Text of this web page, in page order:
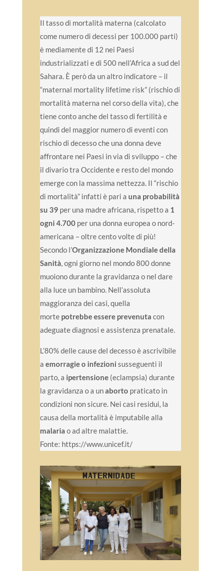
Il tasso di mortalità materna (calcolato
come numero di decessi per 100.000 parti)
è mediamente di 12 nei Paesi
industrializzati e di 500 nell’Africa a sud del
Sahara. È però da un altro indicatore – il
“maternal mortality lifetime risk” (rischio di
mortalità materna nel corso della vita), che
tiene conto anche del tasso di fertilità e
quindi del maggior numero di eventi con
rischio di decesso che una donna deve
affrontare nei Paesi in via di sviluppo – che
il divario tra Occidente e resto del mondo
emerge con la massima nettezza. Il “rischio
di mortalità” infatti è pari a una probabilità
su 39per una madre africana, rispetto a 1
ogni 4.700 per una donna europea o nord-
americana – oltre cento volte di più!
Secondo l’Organizzazione Mondiale della
Sanità, ogni giorno nel mondo 800 donne
muoiono durante la gravidanza o nel dare
alla luce un bambino. Nell’assoluta
maggioranza dei casi, quella
morte potrebbe essere prevenuta con
adeguate diagnosi e assistenza prenatale.
L’80% delle cause del decesso è ascrivibile
a emorragie o infezioni susseguenti il
parto, a ipertensione(eclampsia) durante
la gravidanza o a unaborto praticato in
condizioni non sicure. Nei casi residui, la
causa della mortalità è imputabile alla
malaria o ad altre malattie.
Fonte: https://www.unicef.it/